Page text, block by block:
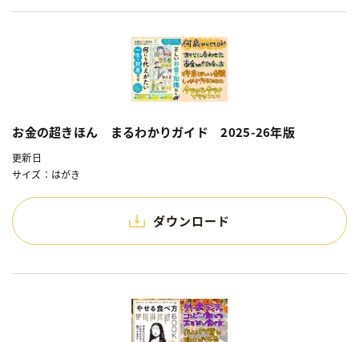
お金の超きほん まるわかりガイド 2025-26年版
更新日
サイズ：はがき
ダウンロード